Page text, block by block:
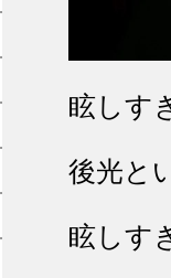
眩しす
後光と
眩しす